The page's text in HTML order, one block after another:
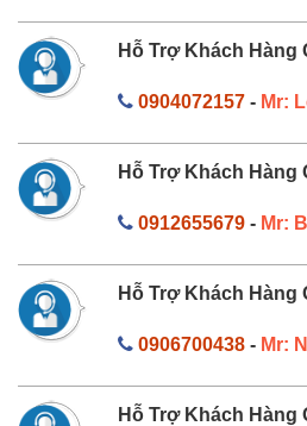
Hỗ Trợ Khách Hàng
0904072157- Mr:
Hỗ Trợ Khách Hàng
0912655679- Mr:
Hỗ Trợ Khách Hàng
0906700438- Mr:
Hỗ Trợ Khách Hàng